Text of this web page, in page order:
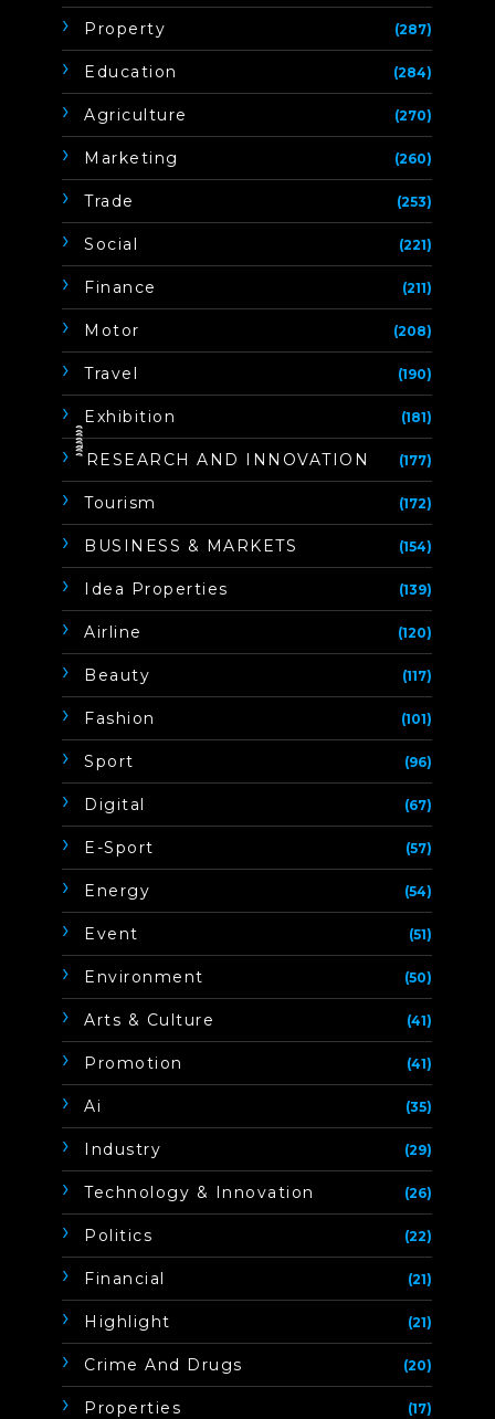
Property (287)
Education (284)
Agriculture (270)
Marketing (260)
Trade (253)
Social (221)
Finance (211)
Motor (208)
Travel (190)
Exhibition (181)
ิิีิิิิิRESEARCH AND INNOVATION (177)
Tourism (172)
BUSINESS & MARKETS (154)
Idea Properties (139)
Airline (120)
Beauty (117)
Fashion (101)
Sport (96)
Digital (67)
E-Sport (57)
Energy (54)
Event (51)
Environment (50)
Arts & Culture (41)
Promotion (41)
Ai (35)
Industry (29)
Technology & Innovation (26)
Politics (22)
Financial (21)
Highlight (21)
Crime And Drugs (20)
Properties (17)